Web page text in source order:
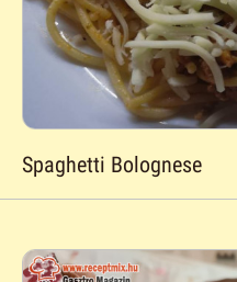
Spaghetti Bolognese